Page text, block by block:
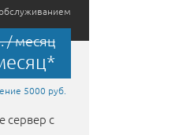
/ месяц
5000 руб.
сервер с